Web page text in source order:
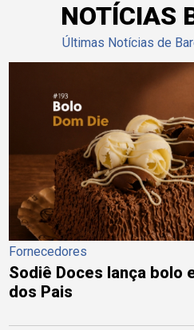
NOTÍCIAS
Últimas Notícias de
Fornecedores
Sodiê Doces lança bolo
dos Pais